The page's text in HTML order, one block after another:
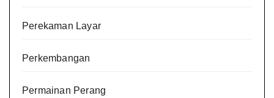
Perekaman Layar
Perkembangan
Permainan Perang